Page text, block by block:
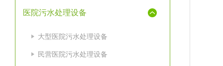
医院污水处理设备
大型医院污水处理设备
民营医院污水处理设备